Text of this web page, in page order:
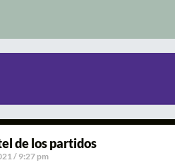
de los partidos
9:27 pm